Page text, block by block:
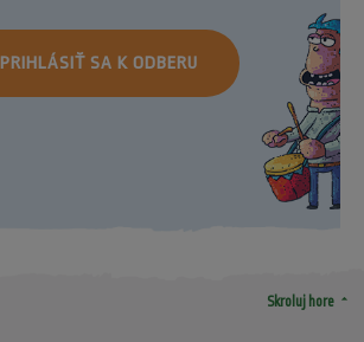
PRIHLÁSIŤ SA K ODBERU
Skroluj hore arrow_drop_up